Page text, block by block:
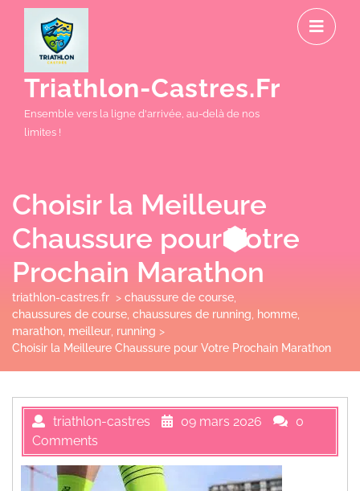
Triathlon-Castres.fr
Ensemble vers la ligne d'arrivée, au-delà de nos
limites !
Choisir la Meilleure
Chaussure pour Votre
Prochain Marathon
triathlon-castres.fr > chaussure de course
chaussures de course chaussures de running homme
marathon meilleur running >
Choisir la Meilleure Chaussure pour Votre Prochain Marathon
triathlon-castres 09 mars 2026
0
Comments